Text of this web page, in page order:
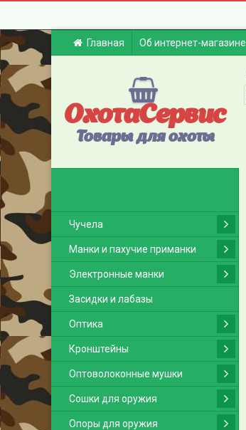
Главная Об интернет-магазине
ОхотаСервис
Товары для охоты
Чучела
Манки и пахучие приманки
Электронные манки
Засидки и лабазы
Оптика
Кронштейны
Оптоволоконные мушки
Сошки для оружия
Опоры для оружия